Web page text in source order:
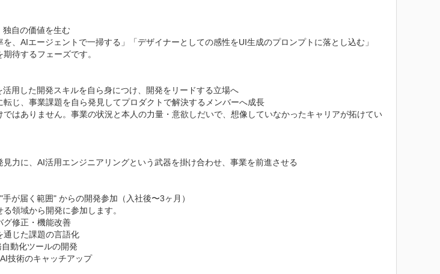
自の価値を生む
を、AIエージェントで一掃する」「デザイナーとしての感性をUI生成のプロンプトに落とし込む」
待するフェーズです。
用した開発スキルを自ら身につけ、開発をリードする立場へ
じ、事業課題を自ら発見してプロダクトで解決するメンバーへ成長
ではありません。事業の状況と本人の力量・意欲しだいで、想像していなかったキャリアが拓けてい
力に、AI活用エンジニアリングという武器を掛け合わせ、事業を前進させる
が届く範囲" からの開発参加（入社後〜3ヶ月）
領域から開発に参加します。
グ修正・機能改善
通じた課題の言語化
動化ツールの開発
技術のキャッチアップ